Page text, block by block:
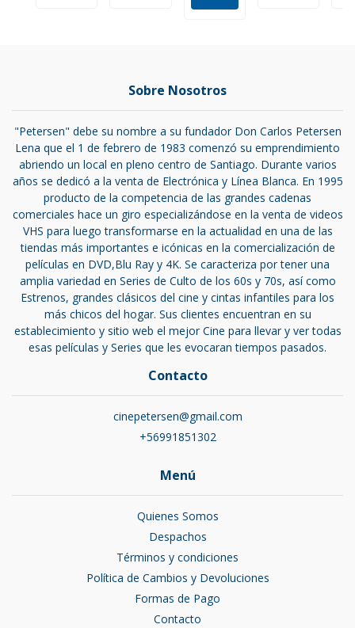
Sobre Nosotros
"Petersen" debe su nombre a su fundador Don Carlos Petersen
Lena que el 1 de febrero de 1983 comenzó su emprendimiento
abriendo un local en pleno centro de Santiago. Durante varios
años se dedicó a la venta de Electrónica y Línea Blanca. En 1995
producto de la competencia de las grandes cadenas
comerciales hace un giro especializándose en la venta de videos
VHS para luego transformarse en la actualidad en una de las
tiendas más importantes e icónicas en la comercialización de
películas en DVD,Blu Ray y 4K. Se caracteriza por tener una
amplia variedad en Series de Culto de los 60s y 70s, así como
Estrenos, grandes clásicos del cine y cintas infantiles para los
más chicos del hogar. Sus clientes encuentran en su
establecimiento y sitio web el mejor Cine para llevar y ver todas
esas películas y Series que les evocaran tiempos pasados.
Contacto
cinepetersen@gmail.com
+56991851302
Menú
Quienes Somos
Despachos
Términos y condiciones
Política de Cambios y Devoluciones
Formas de Pago
Contacto